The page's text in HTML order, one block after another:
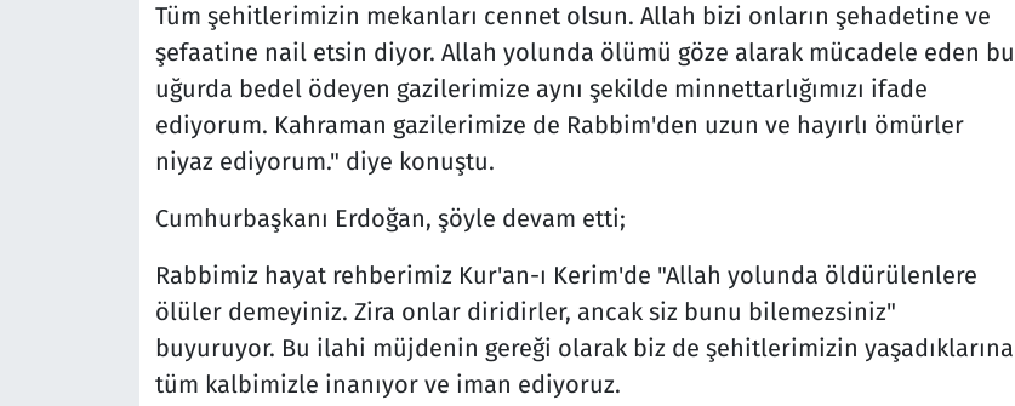
Tüm şehitlerimizin mekanları cennet olsun. Allah bizi onların şehadetine ve
şefaatine nail etsin diyor. Allah yolunda ölümü göze alarak mücadele eden bu
uğurda bedel ödeyen gazilerimize aynı şekilde minnettarlığımızı ifade
ediyorum. Kahraman gazilerimize de Rabbim'den uzun ve hayırlı ömürler
niyaz ediyorum." diye konuştu.
Cumhurbaşkanı Erdoğan, şöyle devam etti;
Rabbimiz hayat rehberimiz Kur'an-ı Kerim'de "Allah yolunda öldürülenlere
ölüler demeyiniz. Zira onlar diridirler, ancak siz bunu bilemezsiniz"
buyuruyor. Bu ilahi müjdenin gereği olarak biz de şehitlerimizin yaşadıklarına
tüm kalbimizle inanıyor ve iman ediyoruz.